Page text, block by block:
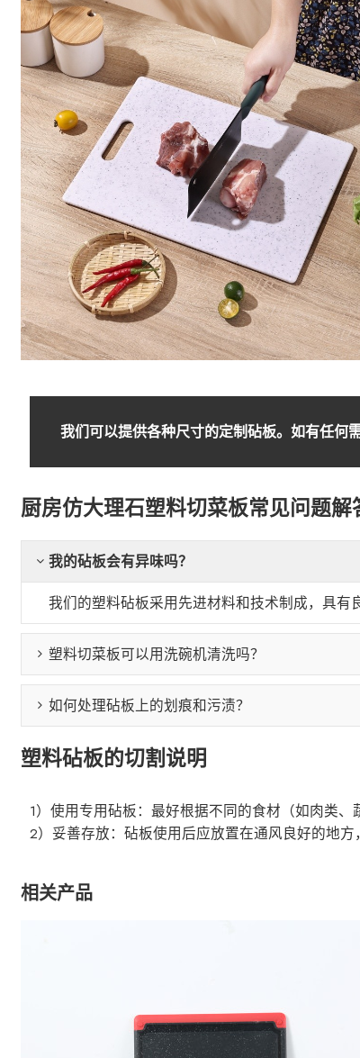
我们可以提供各种尺寸的定制砧板。如有任何
厨房仿大理石塑料切菜板常见问题解
我的砧板会有异味吗？
我们的塑料砧板采用先进材料和技术制成，具有
塑料切菜板可以用洗碗机清洗吗？
如何处理砧板上的划痕和污渍？
塑料砧板的切割说明
1）使用专用砧板：最好根据不同的食材（如肉类
2）妥善存放：砧板使用后应放置在通风良好的地方
相关产品